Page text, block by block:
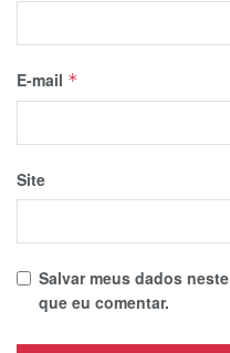
E-mail *
Site
Salvar meus dados
que eu comentar.